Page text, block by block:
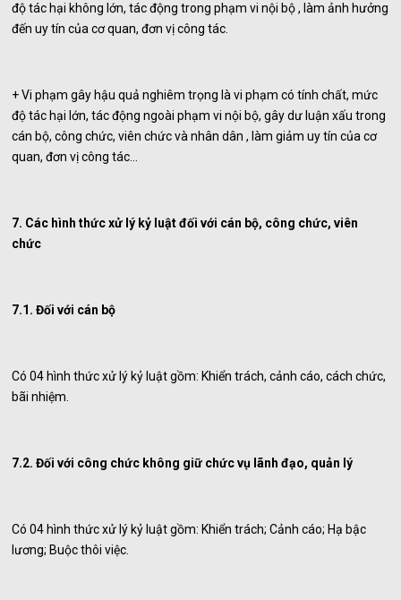
độ tác hại không lớn, tác động trong phạm vi nội bộ , làm ảnh hưởng
đến uy tín của cơ quan, đơn vị công tác.
+ Vi phạm gây hậu quả nghiêm trọng là vi phạm có tính chất, mức
độ tác hại lớn, tác động ngoài phạm vi nội bộ, gây dư luận xấu trong
cán bộ, công chức, viên chức và nhân dân , làm giảm uy tín của cơ
quan, đơn vị công tác…
7. Các hình thức xử lý kỷ luật đối với cán bộ, công chức, viên
chức
7.1. Đối với cán bộ
Có 04 hình thức xử lý kỷ luật gồm: Khiển trách, cảnh cáo, cách chức,
bãi nhiệm.
7.2. Đối với công chức không giữ chức vụ lãnh đạo, quản lý
Có 04 hình thức xử lý kỷ luật gồm: Khiển trách; Cảnh cáo; Hạ bậc
lương; Buộc thôi việc.